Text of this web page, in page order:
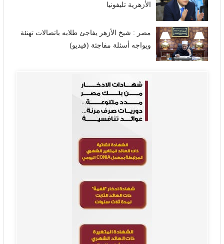
الأزهرية تليفونيا
مصر : شيخ الأزهر يفاجئ طلابه باتصالات تهنئة
ويواجه أسئلة مفاجئة (فيديو)